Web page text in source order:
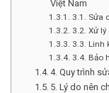
Việt Nam
3.1. Sửa
3.2. Xử
3.3. Linh
3.4. Bảo
4. Quy trình
5. Lý do nên